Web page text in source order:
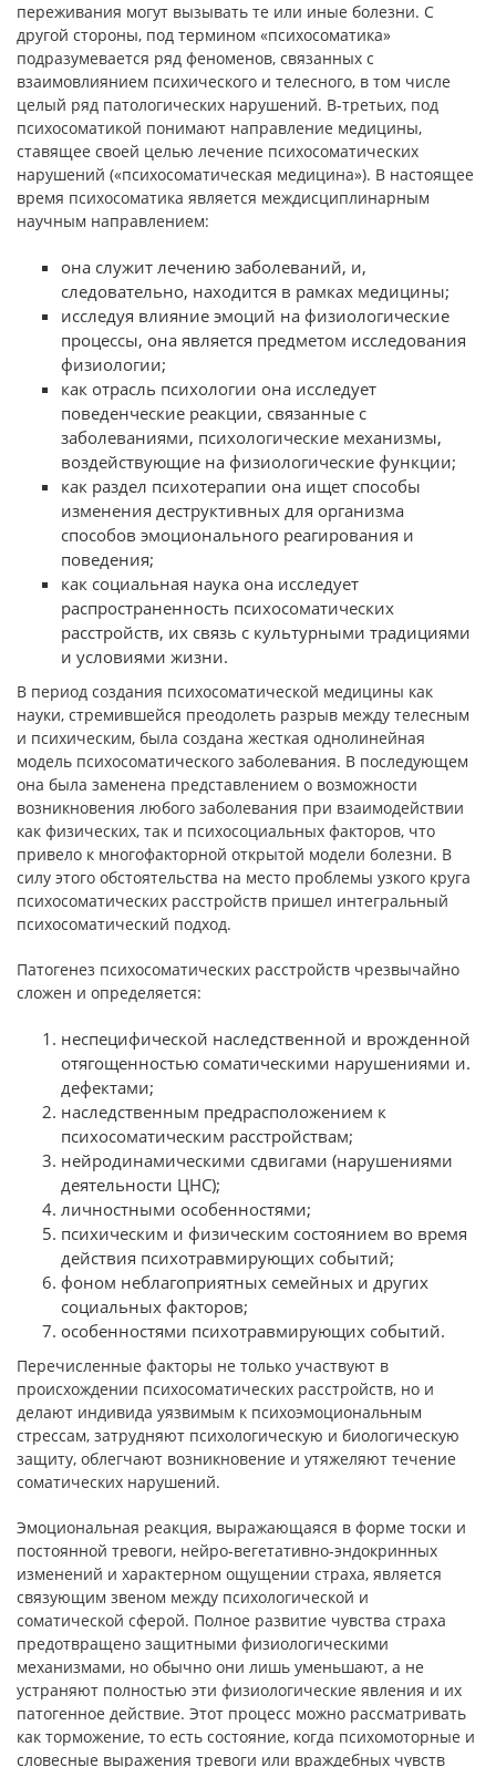
переживания мо­гут вызывать те или иные болезни. С
другой стороны, под терми­ном «психосоматика»
подразумевается ряд феноменов, связанных с
взаимовлиянием психического и телесного, в том числе
целый ряд патологических нарушений. В-третьих, под
психосоматикой понимают направление медицины,
ставящее своей целью лечение психосоматических
нарушений («психосоматическая медицина»). В настоящее
время психосоматика является междисципли­нарным
научным направлением:
она служит лечению заболеваний, и,
следовательно, нахо­дится в рамках медицины;
исследуя влияние эмоций на физиологические
процессы, она является предметом исследования
физиологии;
как отрасль психологии она исследует
поведенческие реак­ции, связанные с
заболеваниями, психологические меха­низмы,
воздействующие на физиологические функции;
как раздел психотерапии она ищет способы
изменения де­структивных для организма
способов эмоционального реа­гирования и
поведения;
как социальная наука она исследует
распространенность психосоматических
расстройств, их связь с культурными традициями
и условиями жизни.
В период создания психосоматической медицины как
науки, стремившейся преодолеть разрыв между телесным
и психиче­ским, была создана жесткая однолинейная
модель психосомати­ческого заболевания. В последующем
она была заменена пред­ставлением о возможности
возникновения любого заболевания при взаимодействии
как физических, так и психосоциальных факторов, что
привело к многофакторной открытой модели бо­лезни. В
силу этого обстоятельства на место проблемы узкого круга
психосоматических расстройств пришел интегральный
психосоматический подход.
Патогенез психосоматических расстройств чрезвычайно
сло­жен и определяется:
неспецифической наследственной и врожденной
отягощенностью соматическими нарушениями и.
дефектами;
наследственным предрасположением к
психосоматиче­ским расстройствам;
нейродинамическими сдвигами (нарушениями
деятель­ности ЦНС);
личностными особенностями;
психическим и физическим состоянием во время
действия психотравмирующих событий;
фоном неблагоприятных семейных и других
социальных факторов;
особенностями психотравмирующих событий.
Перечисленные факторы не только участвуют в
происхождении психосоматических расстройств, но и
делают индивида уязвимым к психоэмоциональным
стрессам, затрудняют психологическую и биологическую
защиту, облегчают возникновение и утяжеляют те­чение
соматических нарушений.
Эмоциональная реакция, выражающаяся в форме тоски и
по­стоянной тревоги, нейро-вегетативно-эндокринных
изменений и характерном ощущении страха, является
связующим звеном меж­ду психологической и
соматической сферой. Полное развитие чувства страха
предотвращено защитными физиологическими
механизмами, но обычно они лишь уменьшают, а не
устраняют полностью эти физиологические явления и их
патогенное дейст­вие. Этот процесс можно рассматривать
как торможение, то есть состояние, когда психомоторные и
словесные выражения тревоги или враждебных чувств